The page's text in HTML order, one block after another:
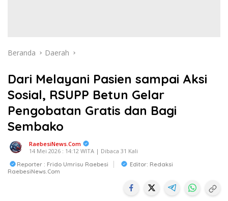
Beranda Daerah
Dari Melayani Pasien sampai Aksi
Sosial, RSUPP Betun Gelar
Pengobatan Gratis dan Bagi
Sembako
RaebesiNews.Com
14 Mei 2026 : 14:12 WITA | Dibaca 31 Kali
Reporter : Frido Umrisu Raebesi
Editor: Redaksi
RaebesiNews.com